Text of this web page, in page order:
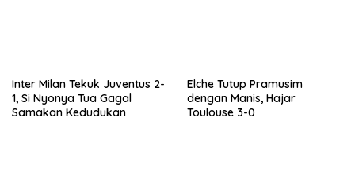
Inter Milan Tekuk Juventus 2-
1, Si Nyonya Tua Gagal
Samakan Kedudukan
Elche Tutup Pramusim
dengan Manis, Hajar
Toulouse 3-0